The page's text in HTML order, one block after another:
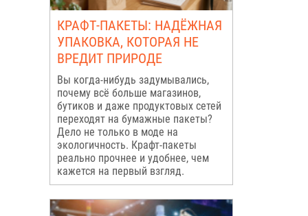
КРАФТ-ПАКЕТЫ: НАДЁЖНАЯ
УПАКОВКА, КОТОРАЯ НЕ
ВРЕДИТ ПРИРОДЕ
Вы когда-нибудь задумывались,
почему всё больше магазинов,
бутиков и даже продуктовых сетей
переходят на бумажные пакеты?
Дело не только в моде на
экологичность. Крафт-пакеты
реально прочнее и удобнее, чем
кажется на первый взгляд.